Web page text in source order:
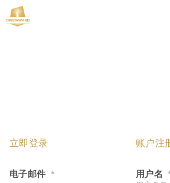
立即登录
电子邮件 *
账户注
用户名